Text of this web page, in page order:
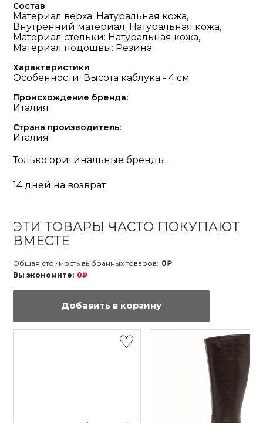
Состав
Материал верха: Натуральная кожа,
Внутренний материал: Натуральная кожа,
Материал стельки: Натуральная кожа,
Материал подошвы: Резина
Характеристики
Особенности: Высота каблука - 4 см
Происхождение бренда:
Италия
Страна производитель:
Италия
Только оригинальные бренды
14 дней на возврат
ЭТИ ТОВАРЫ ЧАСТО ПОКУПАЮТ
ВМЕСТЕ
Общая стоимость выбранных товаров: 0₽
Вы экономите: 0₽
Добавить в корзину